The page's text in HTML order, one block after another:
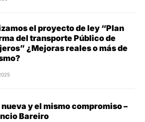
el proyecto de ley “Plan
del transporte Público de
¿Mejoras reales o más de
nueva y el mismo compromiso –
Bareiro